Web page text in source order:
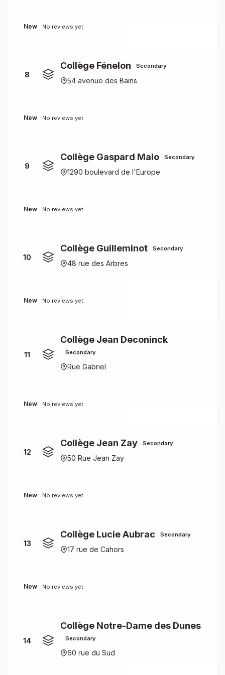
New No reviews yet
8
Collège Fénelon Secondary
54 avenue des Bains
New No reviews yet
9
Collège Gaspard Malo Secondary
1290 boulevard de l'Europe
New No reviews yet
10
Collège Guilleminot Secondary
48 rue des Arbres
New No reviews yet
11
Collège Jean Deconinck
Secondary
Rue Gabriel
New No reviews yet
12
Collège Jean Zay Secondary
50 Rue Jean Zay
New No reviews yet
13
Collège Lucie Aubrac Secondary
17 rue de Cahors
New No reviews yet
14
Collège Notre-Dame des Dunes
Secondary
60 rue du Sud